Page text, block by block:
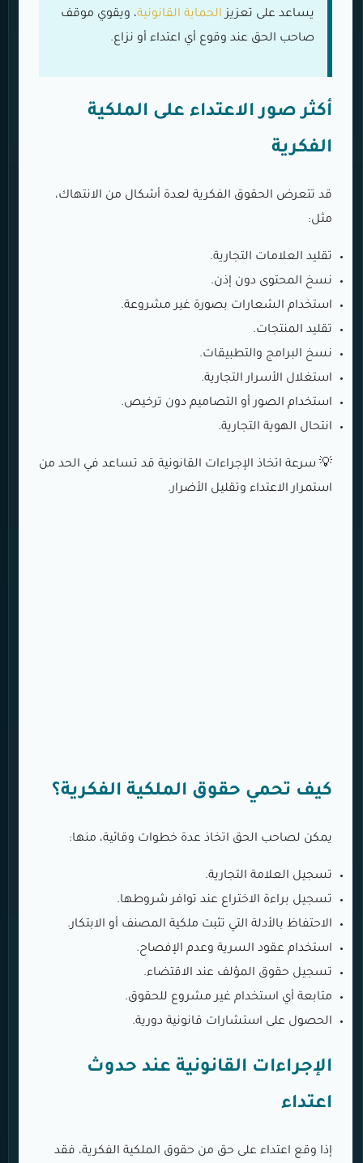
يساعد على تعزيزالحماية القانونية، ويقوي موقف
صاحب الحق عند وقوع أي اعتداء أو نزاع.
أكثر صور الاعتداء على الملكية
الفكرية
قد تتعرض الحقوق الفكرية لعدة أشكال من الانتهاك،
مثل:
تقليد العلامات التجارية.
نسخ المحتوى دون إذن.
استخدام الشعارات بصورة غير مشروعة.
تقليد المنتجات.
نسخ البرامج والتطبيقات.
استغلال الأسرار التجارية.
استخدام الصور أو التصاميم دون ترخيص.
انتحال الهوية التجارية.
💡 سرعة اتخاذ الإجراءات القانونية قد تساعد في الحد من
استمرار الاعتداء وتقليل الأضرار.
كيف تحمي حقوق الملكية الفكرية؟
يمكن لصاحب الحق اتخاذ عدة خطوات وقائية، منها:
تسجيل العلامة التجارية.
تسجيل براءة الاختراع عند توافر شروطها.
الاحتفاظ بالأدلة التي تثبت ملكية المصنف أو الابتكار.
استخدام عقود السرية وعدم الإفصاح.
تسجيل حقوق المؤلف عند الاقتضاء.
متابعة أي استخدام غير مشروع للحقوق.
الحصول على استشارات قانونية دورية.
الإجراءات القانونية عند حدوث
اعتداء
إذا وقع اعتداء على حق من حقوق الملكية الفكرية، فقد